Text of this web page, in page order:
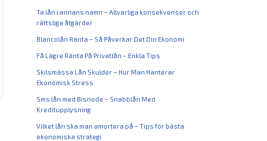
Ta lån i annans namn – Allvarliga konsekvenser och
rättsliga åtgärder
Blancolån Ränta – Så Påverkar Det Din Ekonomi
Få Lägre Ränta På Privatlån – Enkla Tips
Skilsmässa Lån Skulder – Hur Man Hanterar
Ekonomisk Stress
Sms lån med Bisnode – Snabblån Med
Kreditupplysning
Vilket lån ska man amortera på – Tips för bästa
ekonomiska strategi